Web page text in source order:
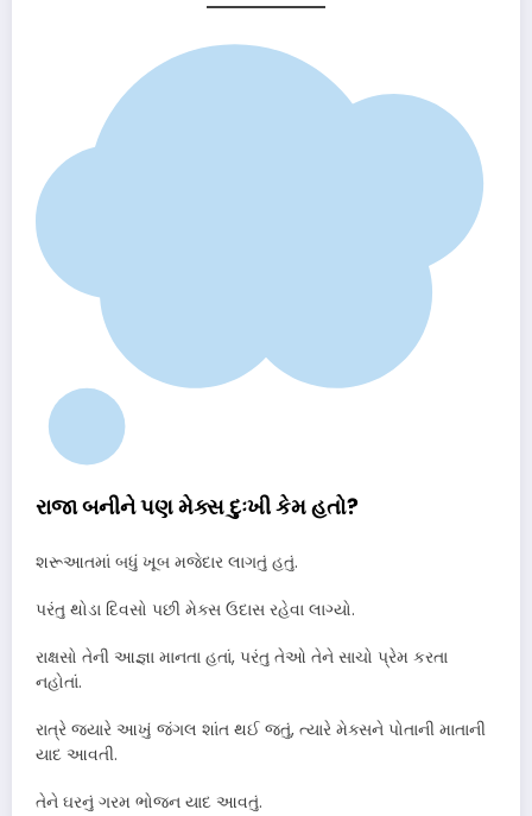
રાજા બનીને પણ મેક્સ દુઃખી કેમ હતો?
શરૂઆતમાં બધું ખૂબ મજેદાર લાગતું હતું.
પરંતુ થોડા દિવસો પછી મેક્સ ઉદાસ રહેવા લાગ્યો.
રાક્ષસો તેની આજ્ઞા માનતા હતાં, પરંતુ તેઓ તેને સાચો પ્રેમ કરતા
નહોતાં.
રાત્રે જ્યારે આખું જંગલ શાંત થઈ જતું, ત્યારે મેક્સને પોતાની માતાની
યાદ આવતી.
તેને ઘરનું ગરમ ભોજન યાદ આવતું.